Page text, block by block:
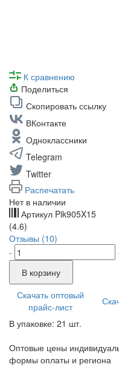
К сравнению
Поделиться
Скопировать ссылку
ВКонтакте
Одноклассники
Telegram
Twitter
Распечатать
Нет в наличии
Артикул Pik905X15
(4.6)
Отзывы (10)
-
В корзину
Скачать оптовый
прайс-лист
В упаковке: 21 шт.
Оптовые цены
формы оплаты и региона